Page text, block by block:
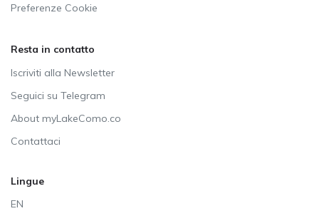
Preferenze Cookie
Resta in contatto
Iscriviti alla Newsletter
Seguici su Telegram
About myLakeComo.co
Contattaci
Lingue
EN